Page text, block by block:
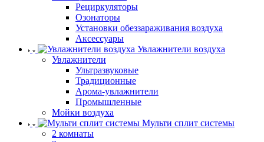
Рециркуляторы
Озонаторы
Установки обеззараживания воздуха
Аксессуары
Увлажнители воздуха
Увлажнители
Ультразвуковые
Традиционные
Арома-увлажнители
Промышленные
Мойки воздуха
Мульти сплит системы
2 комнаты